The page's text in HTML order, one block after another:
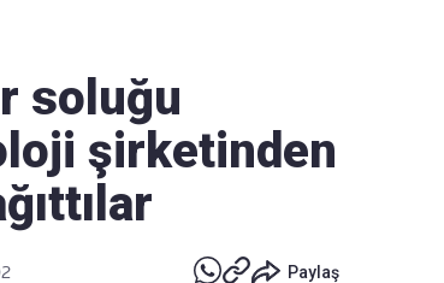
soluğu
şirketinden
Paylaş